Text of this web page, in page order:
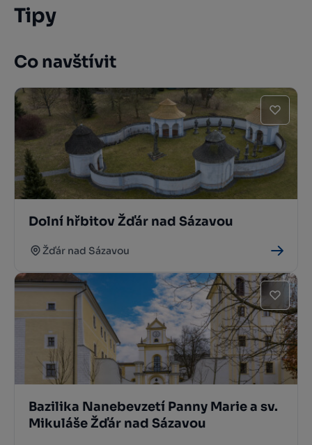
Tipy
Co navštívit
Dolní hřbitov Žďár nad Sázavou
Žďár nad Sázavou
Bazilika Nanebevzetí Panny Marie a sv.
Mikuláše Žďár nad Sázavou